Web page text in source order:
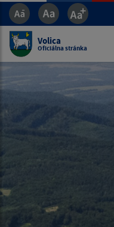
Volica
Oficiálna stránka